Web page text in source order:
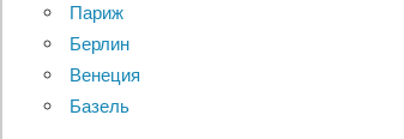
Париж
Берлин
Венеция
Базель